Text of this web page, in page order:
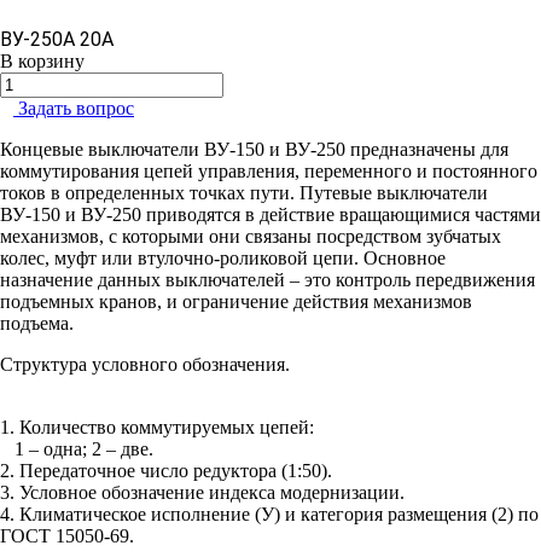
ВУ-250А 20А
В корзину
Задать вопрос
Концевые выключатели ВУ-150 и ВУ-250 предназначены для
коммутирования цепей управления, переменного и постоянного
токов в определенных точках пути. Путевые выключатели
ВУ-150 и ВУ-250 приводятся в действие вращающимися частями
механизмов, с которыми они связаны посредством зубчатых
колес, муфт или втулочно-роликовой цепи. Основное
назначение данных выключателей – это контроль передвижения
подъемных кранов, и ограничение действия механизмов
подъема.
Структура условного обозначения.
1. Количество коммутируемых цепей:
1 – одна; 2 – две.
2. Передаточное число редуктора (1:50).
3. Условное обозначение индекса модернизации.
4. Климатическое исполнение (У) и категория размещения (2) по
ГОСТ 15050-69.